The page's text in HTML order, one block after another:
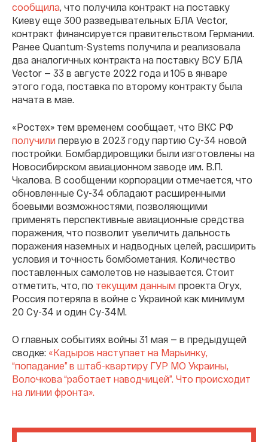
сообщила , что получила контракт на поставку
Киеву еще 300 разведывательных БЛА Vector,
контракт финансируется правительством Германии.
Ранее Quantum-Systems получила и реализовала
два аналогичных контракта на поставку ВСУ БЛА
Vector — 33 в августе 2022 года и 105 в январе
этого года, поставка по второму контракту была
начата в мае.
«Ростех» тем временем сообщает, что ВКС РФ
получили первую в 2023 году партию Су-34 новой
постройки. Бомбардировщики были изготовлены на
Новосибирском авиационном заводе им. В.П.
Чкалова. В сообщении корпорации отмечается, что
обновленные Су-34 обладают расширенными
боевыми возможностями, позволяющими
применять перспективные авиационные средства
поражения, что позволит увеличить дальность
поражения наземных и надводных целей, расширить
условия и точность бомбометания. Количество
поставленных самолетов не называется. Стоит
отметить, что, по текущим данным проекта Oryx,
Россия потеряла в войне с Украиной как минимум
20 Су-34 и один Су-34М.
О главных событиях войны 31 мая — в предыдущей
сводке: «Кадыров наступает на Марьинку,
“попадание” в штаб-квартиру ГУР МО Украины,
Волочкова “работает наводчицей”. Что происходит
на линии фронта».